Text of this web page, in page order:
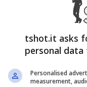
Juventus
di Torino.
tempo
che possa
tshot.it asks
personal
Personalised
measurement,